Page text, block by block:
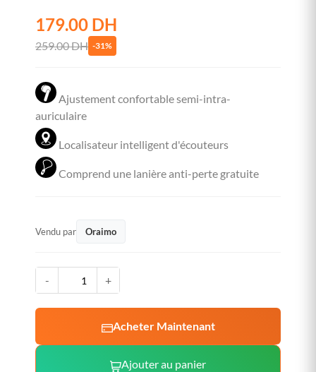
179.00 DH
259.00 DH -31%
Ajustement confortable semi-intra-
auriculaire
Localisateur intelligent d'écouteurs
Comprend une lanière anti-perte gratuite
Vendu par Oraimo
- +
Acheter Maintenant
Ajouter au panier